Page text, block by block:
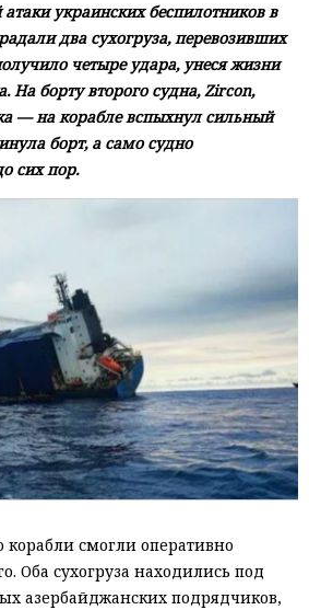
украинских беспилотников в
два сухогруза, перевозивших
четыре удара, унеся жизни
На борту второго судна, Zircon,
— на корабле вспыхнул сильный
борт, а само судно
сих пор.
смогли оперативно
Оба сухогруза находились под
азербайджанских подрядчиков,